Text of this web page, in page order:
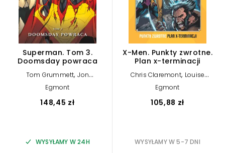
Superman. Tom 3.
Doomsday powraca
Tom Grummett,Jon
Bogdanove
Dan Jurgens
Louise Simonson, Jerry Ordway
Egmont
148,45 zł
WYSYŁAMY W 24H
X-Men. Punkty zwrotne.
Plan x-terminacji
Chris Claremont, Louise
Simonson
Egmont
105,88 zł
WYSYŁAMY W 5-7 DNI